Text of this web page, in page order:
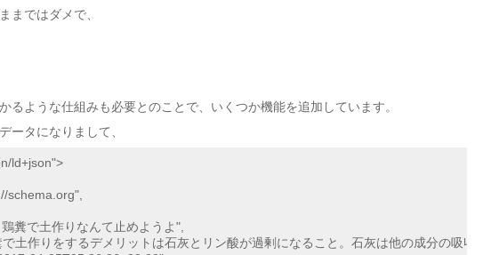
まではダメで、
るような仕組みも必要とのことで、いくつか機能を追加しています。
ータになりまして、
ld+json">